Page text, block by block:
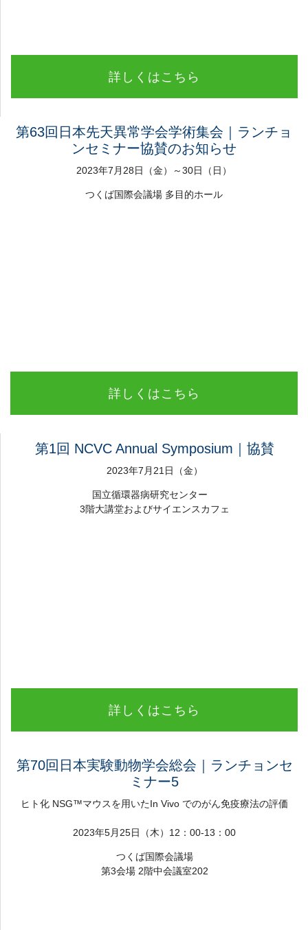
詳しくはこちら
第63回日本先天異常学会学術集会｜ランチョ
ンセミナー協賛のお知らせ
2023年7月28日（金）～30日（日）
つくば国際会議場 多目的ホール
詳しくはこちら
第1回 NCVC Annual Symposium｜協賛
2023年7月21日（金）
国立循環器病研究センター
3階大講堂およびサイエンスカフェ
詳しくはこちら
第70回日本実験動物学会総会｜ランチョンセ
ミナー5
ヒト化 NSG™マウスを用いたIn Vivo でのがん免疫療法の評価
2023年5月25日（木）12：00-13：00
つくば国際会議場
第3会場 2階中会議室202